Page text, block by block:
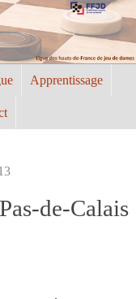
Apprentissage
de-Calais